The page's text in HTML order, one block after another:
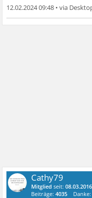
12.02.2024 09:48 •
Cathy79
Mitglied seit:08.03.2016
Beiträge:4035